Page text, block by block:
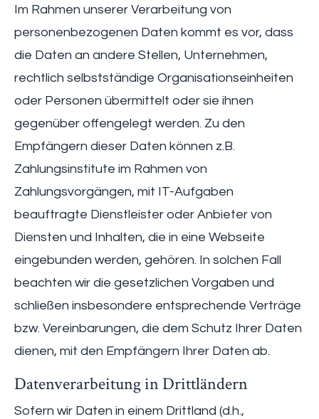
Im Rahmen unserer Verarbeitung von
personenbezogenen Daten kommt es vor, dass
die Daten an andere Stellen, Unternehmen,
rechtlich selbstständige Organisationseinheiten
oder Personen übermittelt oder sie ihnen
gegenüber offengelegt werden. Zu den
Empfängern dieser Daten können z.B.
Zahlungsinstitute im Rahmen von
Zahlungsvorgängen, mit IT-Aufgaben
beauftragte Dienstleister oder Anbieter von
Diensten und Inhalten, die in eine Webseite
eingebunden werden, gehören. In solchen Fall
beachten wir die gesetzlichen Vorgaben und
schließen insbesondere entsprechende Verträge
bzw. Vereinbarungen, die dem Schutz Ihrer Daten
dienen, mit den Empfängern Ihrer Daten ab.
Datenverarbeitung in Drittländern
Sofern wir Daten in einem Drittland (d.h.,